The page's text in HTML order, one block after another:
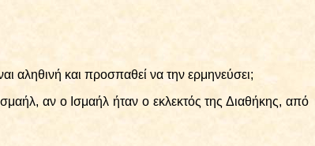
αληθινή και προσπαθεί να την ερμηνεύσει;
αν ο Ισμαήλ ήταν ο εκλεκτός της Διαθήκης, από